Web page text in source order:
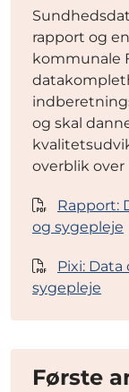
rapport og
kommunale
og skal
overblik over
Rapport:
og sygepleje
Pixi:
sygepleje
Første